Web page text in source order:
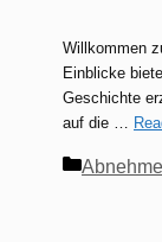
Willkommen
Einblicke
Geschichte
auf die …